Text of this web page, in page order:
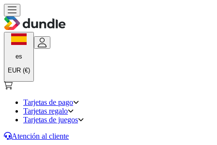
es
EUR (€)
Tarjetas de pago
Tarjetas regalo
Tarjetas de juegos
Atención al cliente